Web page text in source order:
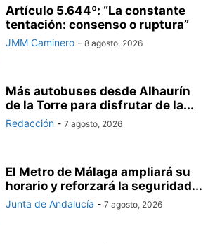
Artículo 5.644º: “La constante
tentación: consenso o ruptura”
JMM Caminero - 8 agosto, 2026
Más autobuses desde Alhaurín
de la Torre para disfrutar de la...
Redacción - 7 agosto, 2026
El Metro de Málaga ampliará su
horario y reforzará la seguridad...
Junta de Andalucía - 7 agosto, 2026